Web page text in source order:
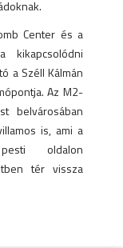
Center és a
kikapcsolódni
a Széll Kálmán
Az M2-
belvárosában
is, ami a
oldalon
tér vissza